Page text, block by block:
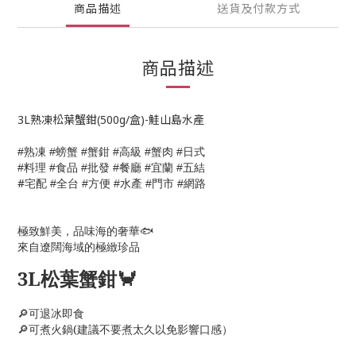
商品描述 送貨及付款方式
商品描述
3L熟凍松葉蟹鉗(500g/盒)-鮭山島水產
#熟凍 #螃蟹 #蟹鉗 #高級 #蟹肉 #日式
#料理 #食品 #批發 #餐廳 #宜蘭 #五結
#宅配 #全台 #方便 #水產 #門市 #網路
極致鮮美，品味海的奢華🐟
來自遼闊海域的極緻珍品
3L松葉蟹鉗🦀
🔎可退冰即食
🔎可煮火鍋(建議不要煮太久以免影響口感）